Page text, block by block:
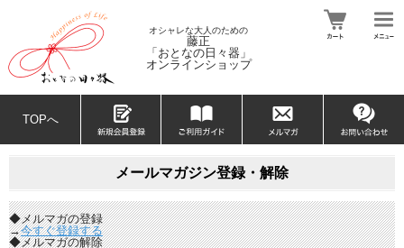
オシャレな大人のための
藤正
「おとなの日々器」
オンラインショップ
TOPへ
メールマガジン登録・解除
◆メルマガの登録
→今すぐ登録する
◆メルマガの解除